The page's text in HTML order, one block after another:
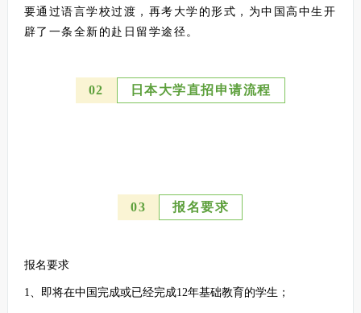
要通过语言学校过渡，再考大学的形式，为中国高中生开
辟了一条全新的赴日留学途径。
02 日本大学直招申请流程
03 报名要求
报名要求
1、即将在中国完成或已经完成12年基础教育的学生；